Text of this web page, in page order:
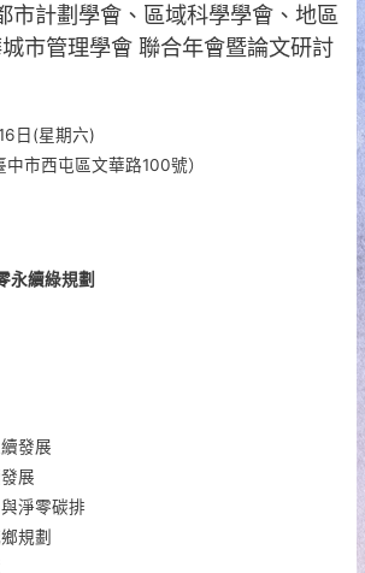
市計劃學會、區域科學學會、地區
市管理學會 聯合年會暨論文研討
日(星期六)
市西屯區文華路100號）
永續綠規劃
發展
展
淨零碳排
規劃